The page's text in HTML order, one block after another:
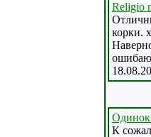
Religio
корки.
К